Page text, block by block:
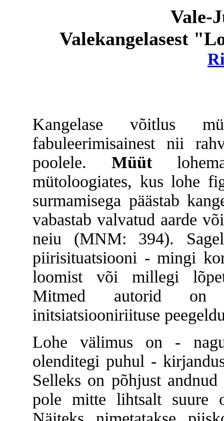
Vale-
Valekangelasest
Kangelase võitlus
fabuleerimisainest nii
poolele.Müüt
mütoloogiates, kus lohe
surmamisega päästab
vabastab valvatud aarde
neiu (MNM: 394).
piirisituatsiooni - mingi
loomist või millegi
Mitmed autorid on
initsiatsiooniriituse
Lohe välimus on - nagu
olenditegi puhul -
Selleks on põhjust
pole mitte lihtsalt suure